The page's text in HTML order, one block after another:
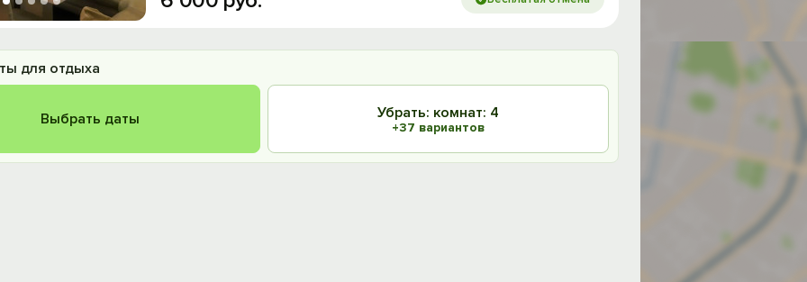
для отдыха
Выбрать даты Убрать: комнат: 4
+37 вариантов